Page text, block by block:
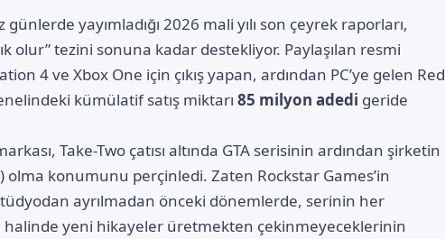
yayımladığı 2026 mali yılı son çeyrek raporları,
olur” tezini sonuna kadar destekliyor. Paylaşılan resmi
4 ve Xbox One için çıkış yapan, ardından PC’ye gelen Red
kümülatif satış miktarı85 milyon adedi geride
Take-Two çatısı altında GTA serisinin ardından şirketin
konumunu perçinledi. Zaten Rockstar Games’in
ayrılmadan önceki dönemlerde, serinin her
yeni hikayeler üretmekten çekinmeyeceklerinin